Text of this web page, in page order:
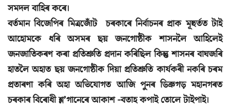
সমদল বাহিৰ কৰে।
বৰ্তমান বিজেপিৰ মিত্ৰজোঁট চৰকাৰে নিৰ্বাচনৰ প্ৰাক মূহুৰ্তত টাই
আহোমকে ধৰি অসমৰ ছয় জনগোষ্ঠীক শাসনলৈ আহিলেই
জনজাতিকৰণ কৰা প্ৰতিশ্ৰুতি প্ৰদান কৰিছিল কিন্তু শাসনৰ বাঘজৰি
হাতলৈ অহাত ছয় জনগোষ্ঠীক দিয়া প্ৰতিশ্ৰুতি কাৰ্যকৰী নকৰি চৰম
প্ৰতাৰণা কৰি অহা অভিযোগত আজি পুনৰ ডিব্ৰুগড় মহানগৰত
চৰকাৰ বিৰোধী শ্ল’গানেৰে আকাশ -বতাহ কপাই তোলে টাইপাই।